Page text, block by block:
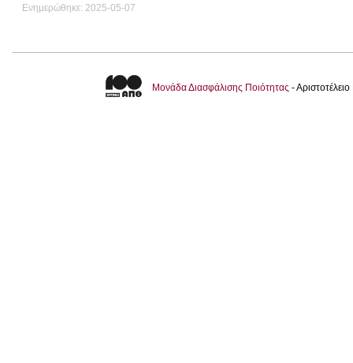
Ενημερώθηκε: 2025-05-07
Μονάδα Διασφάλισης Ποιότητας -